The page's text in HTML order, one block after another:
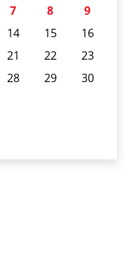
7 8
9
14 15
16
21 22
23
28 29
30